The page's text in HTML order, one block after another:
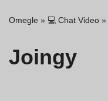
Omegle » 💻 Chat Video »
Joingy